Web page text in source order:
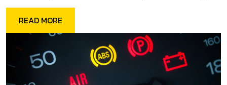
READ MORE